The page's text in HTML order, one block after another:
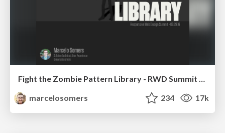
Fight the Zombie Pattern Library - RWD Summit 2016
marcelosomers
234 17k